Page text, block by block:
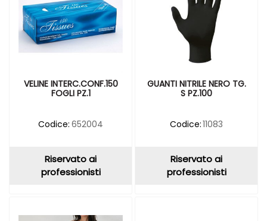
VELINE INTERC.CONF.150
FOGLI PZ.1
Codice: 652004
Riservato ai
professionisti
GUANTI NITRILE NERO TG.
S PZ.100
Codice:11083
Riservato ai
professionisti